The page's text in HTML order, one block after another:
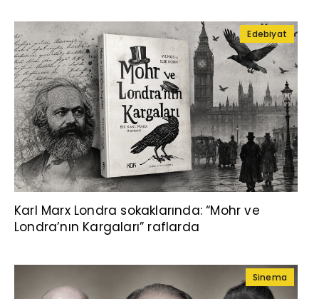
Edebiyat
Karl Marx Londra sokaklarında: “Mohr ve
Londra’nın Kargaları” raflarda
Sinema